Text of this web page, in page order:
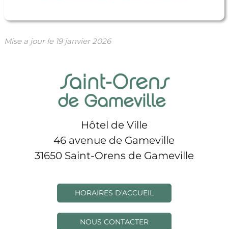
Mise a jour le 19 janvier 2026
Hôtel de Ville
46 avenue de Gameville
31650 Saint-Orens de Gameville
HORAIRES D'ACCUEIL
NOUS CONTACTER